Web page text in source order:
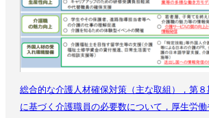
総合的な介護人材確保対策（主な取組），第
に基づく介護職員の必要数について，厚生労働